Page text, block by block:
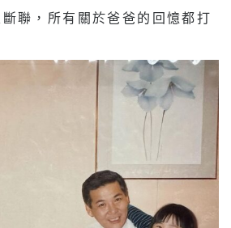
聯，所有關於爸爸的回憶都打